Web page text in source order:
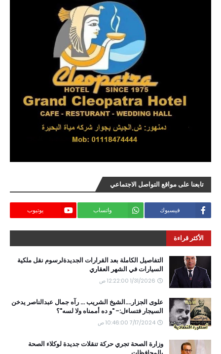
تابعنا على مواقع التواصل الاجتماعي
فيسبوك واتساب يوتيوب
الأكثر قراءة
التفاصيل الكاملة بعد القرارات الجديدةلرسوم نقل ملكية
السيارات في الشهر العقاري
1/31/2026 12:22:00 ص
علوى الجزار....الشيخ الشريب ... رآه جمال عبدالناصر يدخن
السيجار فتساءل:- "و ده أممناه ولا لسه"؟
7/17/2024 10:46:00 ص
وزارة الصحة تجري حركة تنقلات جديدة لوكلاء الصحة